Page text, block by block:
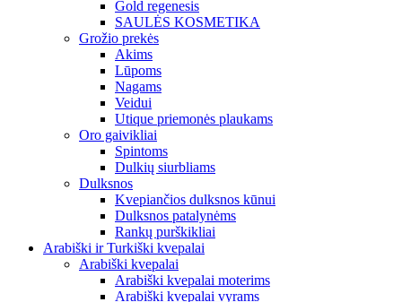
Gold regenesis
SAULĖS KOSMETIKA
Grožio prekės
Akims
Lūpoms
Nagams
Veidui
Utique priemonės plaukams
Oro gaivikliai
Spintoms
Dulkių siurbliams
Dulksnos
Kvepiančios dulksnos kūnui
Dulksnos patalynėms
Rankų purškikliai
Arabiški ir Turkiški kvepalai
Arabiški kvepalai
Arabiški kvepalai moterims
Arabiški kvepalai vyrams